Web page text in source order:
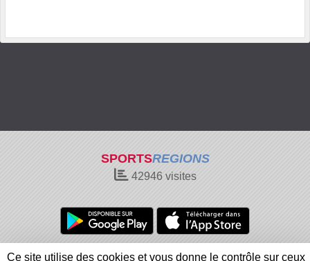
SPORTSREGIONS
42946visites
Charte cookies Gestion des cookies
Ce site utilise des cookies et vous donne le contrôle sur ceux